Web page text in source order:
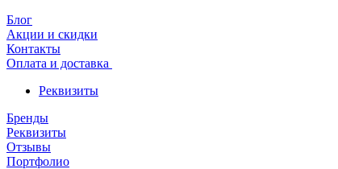
Блог
Акции и скидки
Контакты
Оплата и доставка
Реквизиты
Бренды
Реквизиты
Отзывы
Портфолио